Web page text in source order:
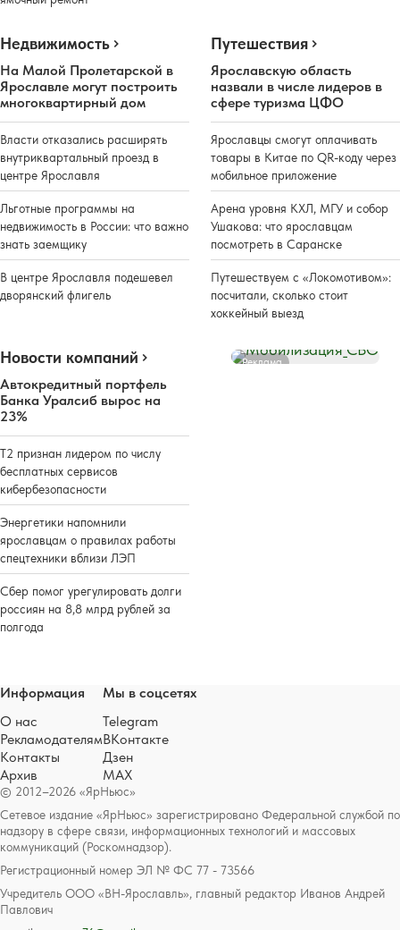
Недвижимость
На Малой Пролетарской в
Ярославле могут построить
многоквартирный дом
Власти отказались расширять
внутриквартальный проезд в
центре Ярославля
Льготные программы на
недвижимость в России: что важно
знать заемщику
В центре Ярославля подешевел
дворянский флигель
Путешествия
Ярославскую область
назвали в числе лидеров в
сфере туризма ЦФО
Ярославцы смогут оплачивать
товары в Китае по QR-коду через
мобильное приложение
Арена уровня КХЛ, МГУ и собор
Ушакова: что ярославцам
посмотреть в Саранске
Путешествуем с «Локомотивом»:
посчитали, сколько стоит
хоккейный выезд
Новости компаний
Автокредитный портфель
Банка Уралсиб вырос на
23%
Т2 признан лидером по числу
бесплатных сервисов
кибербезопасности
Энергетики напомнили
ярославцам о правилах работы
спецтехники вблизи ЛЭП
Сбер помог урегулировать долги
россиян на 8,8 млрд рублей за
полгода
Реклама
© 2012–2026 «ЯрНьюс»
Сетевое издание «ЯрНьюс» зарегистрировано Федеральной службой по
надзору в сфере связи, информационных технологий и массовых
коммуникаций (Роскомнадзор).
Регистрационный номер ЭЛ № ФС 77 - 73566
Учредитель ООО «ВН-Ярославль», главный редактор Иванов Андрей
Павлович
Информация
О нас
Рекламодателям
Контакты
Архив
Мы в соцсетях
Telegram
ВКонтакте
Дзен
MAX